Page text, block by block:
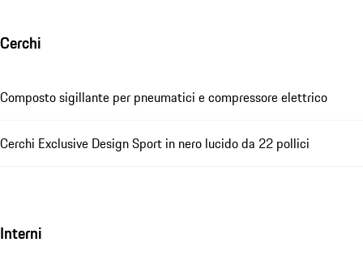
Cerchi
Composto sigillante per pneumatici e compressore elettrico
Cerchi Exclusive Design Sport in nero lucido da 22 pollici
Interni